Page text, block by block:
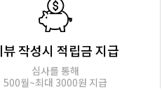
뷰 작성시 적립금 지급
심사를 통해
500월~최대 3000원 지급